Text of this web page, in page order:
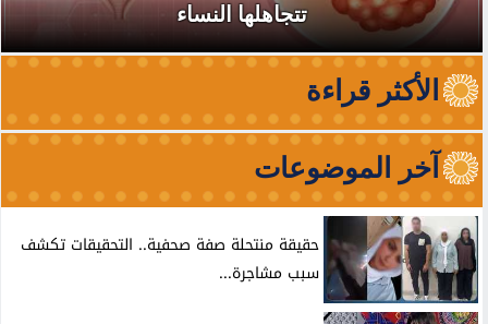
تتجاهلها النساء
الأكثر قراءة
آخر الموضوعات
حقيقة منتحلة صفة صحفية.. التحقيقات تكشف
سبب مشاجرة...